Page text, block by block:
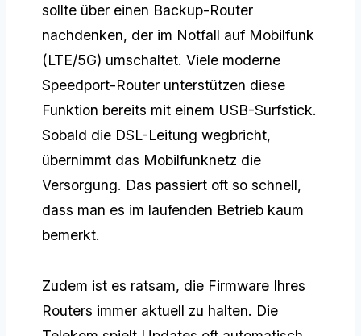
sollte über einen Backup-Router
nachdenken, der im Notfall auf Mobilfunk
(LTE/5G) umschaltet. Viele moderne
Speedport-Router unterstützen diese
Funktion bereits mit einem USB-Surfstick.
Sobald die DSL-Leitung wegbricht,
übernimmt das Mobilfunknetz die
Versorgung. Das passiert oft so schnell,
dass man es im laufenden Betrieb kaum
bemerkt.
Zudem ist es ratsam, die Firmware Ihres
Routers immer aktuell zu halten. Die